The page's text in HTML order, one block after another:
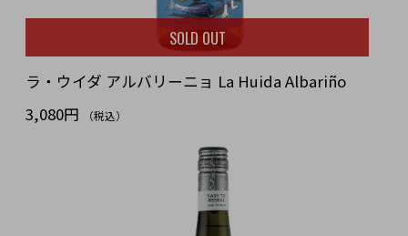
SOLD OUT
ラ・ウイダ アルバリーニョ La Huida Albariño
3,080円
（税込）